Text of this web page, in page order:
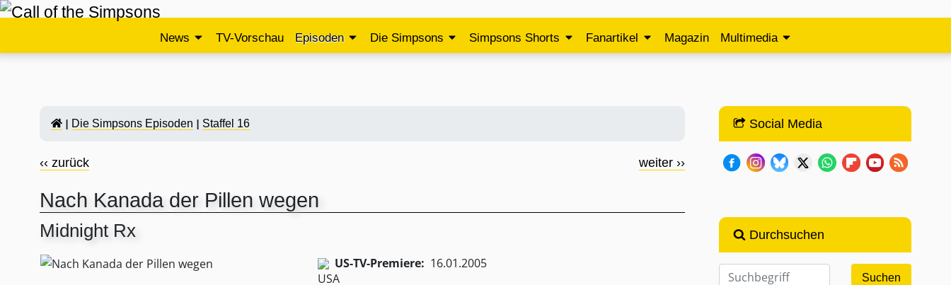
News TV-Vorschau Episoden Die Simpsons Simpsons Shorts Fanartikel Magazin Multimedia
Die Simpsons Episoden Staffel 16
‹‹ zurück weiter ››
Nach Kanada der Pillen wegen
Midnight Rx
US-TV-Premiere: 16.01.2005
Social Media
Durchsuchen